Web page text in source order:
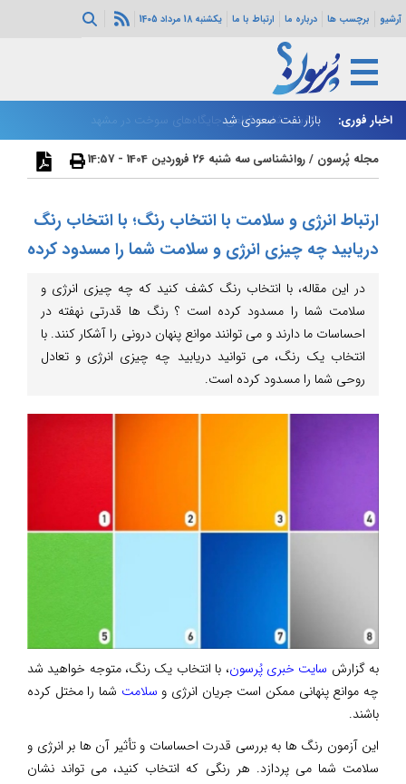
آرشیو برچسب ها درباره ما ارتباط با ما یکشنبه 18 مرداد 1405
اخبار فوری: بازار نفت صعودی شد
مجله پُرسون /روانشناسیسه شنبه 26 فروردین 1404 - 14:57
ارتباط انرژی و سلامت با انتخاب رنگ؛ با انتخاب رنگ
دریابید چه چیزی انرژی و سلامت شما را مسدود کرده
در این مقاله، با انتخاب رنگ کشف کنید که چه چیزی انرژی و
سلامت شما را مسدود کرده است ؟ رنگ ها قدرتی نهفته در
احساسات ما دارند و می توانند موانع پنهان درونی را آشکار کنند. با
انتخاب یک رنگ، می توانید دریابید چه چیزی انرژی و تعادل
روحی شما را مسدود کرده است.
به گزارش سایت خبری پُرسون، با انتخاب یک رنگ، متوجه خواهید شد
چه موانع پنهانی ممکن است جریان انرژی و سلامت شما را مختل کرده
باشند.
این آزمون رنگ ها به بررسی قدرت احساسات و تأثیر آن ها بر انرژی و
سلامت شما می پردازد. هر رنگی که انتخاب کنید، می تواند نشان